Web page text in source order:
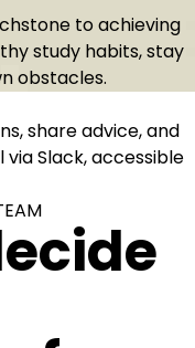
to achieving
study habits, stay
obstacles.
share advice, and
Slack, accessible